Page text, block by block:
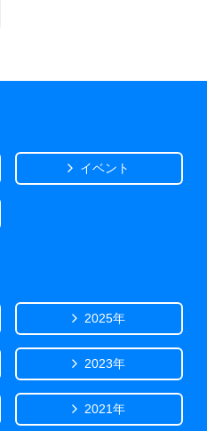
イベント
2025年
2023年
2021年